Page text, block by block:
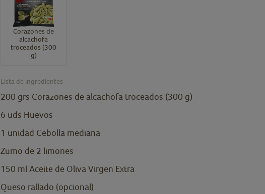
Corazones de
alcachofa
troceados (300
g)
Lista de ingredientes
200 grs Corazones de alcachofa troceados (300 g)
6 uds Huevos
1 unidad Cebolla mediana
Zumo de 2 limones
150 ml Aceite de Oliva Virgen Extra
Queso rallado (opcional)